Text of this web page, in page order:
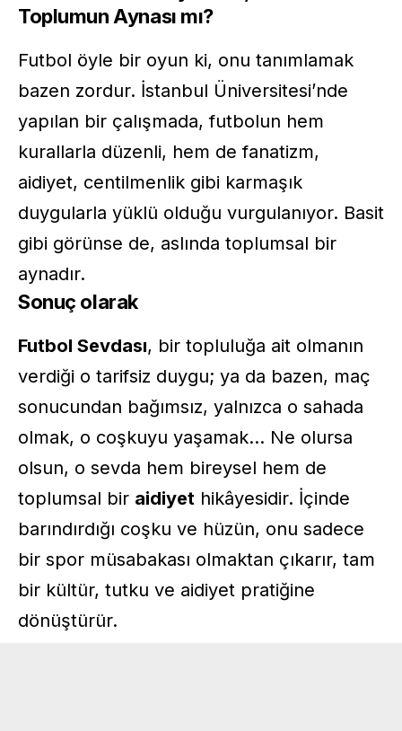
Toplumun Aynası mı?
Futbol öyle bir oyun ki, onu tanımlamak
bazen zordur. İstanbul Üniversitesi’nde
yapılan bir çalışmada, futbolun hem
kurallarla düzenli, hem de fanatizm,
aidiyet, centilmenlik gibi karmaşık
duygularla yüklü olduğu vurgulanıyor. Basit
gibi görünse de, aslında toplumsal bir
aynadır.
Sonuç olarak
Futbol Sevdası, bir topluluğa ait olmanın
verdiği o tarifsiz duygu; ya da bazen, maç
sonucundan bağımsız, yalnızca o sahada
olmak, o coşkuyu yaşamak… Ne olursa
olsun, o sevda hem bireysel hem de
toplumsal bir aidiyet hikâyesidir. İçinde
barındırdığı coşku ve hüzün, onu sadece
bir spor müsabakası olmaktan çıkarır, tam
bir kültür, tutku ve aidiyet pratiğine
dönüştürür.